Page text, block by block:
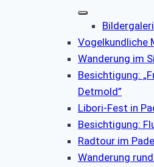
Vogelkundliche
Wanderung im
Besichtigung:
Detmold”
Libori-Fest in
Besichtigung:
Radtour im
Wanderung